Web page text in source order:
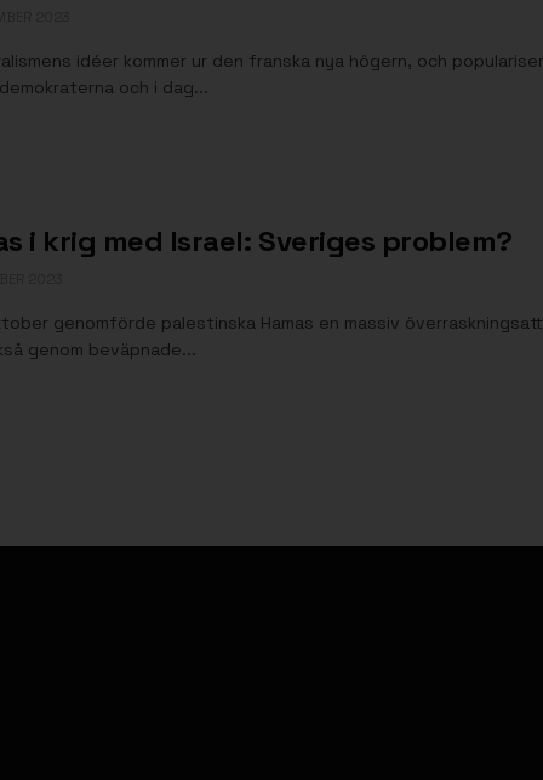
idéer kommer ur den franska nya högern, och
och i dag...
i krig med Israel: Sveriges problem?
genomförde palestinska Hamas en massiv
genom beväpnade...